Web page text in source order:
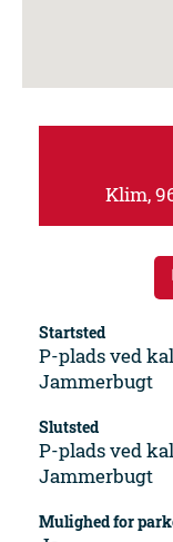
Klim,
Startsted
P-plads ved
Jammerbugt
Slutsted
P-plads ved
Jammerbugt
Mulighed for